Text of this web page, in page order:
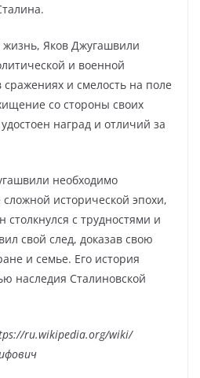
Яков Джугашвили
и военной
сражениях и смелость на поле
со стороны своих
наград и отличий за
необходимо
сложной исторической эпохи,
с трудностями и
свой след, доказав свою
и семье. Его история
наследия Сталиновской
ru.wikipedia.org/wiki/